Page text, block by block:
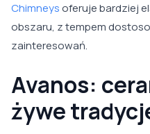
Chimneysoferuje bardziej
obszaru, z tempem
zainteresowań.
Avanos:
żywe